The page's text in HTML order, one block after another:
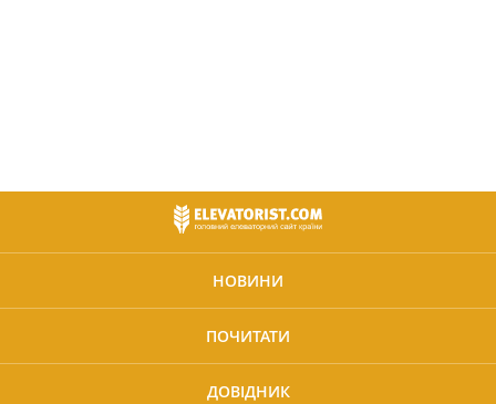
НОВИНИ
ПОЧИТАТИ
ДОВІДНИК